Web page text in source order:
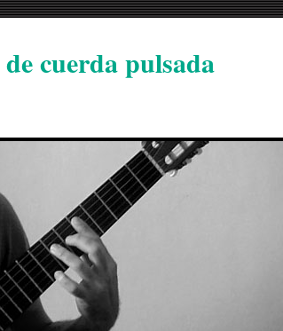
cuerda pulsada